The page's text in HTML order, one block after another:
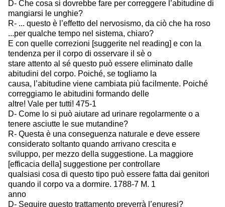
D- Che cosa si dovrebbe fare per correggere l’abitudine di
mangiarsi le unghie?
R- ... questo è l’effetto del nervosismo, da ciò che ha roso
...per qualche tempo nel sistema, chiaro?
E con quelle correzioni [suggerite nel reading] e con la
tendenza per il corpo di osservare il sè o
stare attento al sé questo può essere eliminato dalle
abitudini del corpo. Poiché, se togliamo la
causa, l’abitudine viene cambiata più facilmente. Poiché
correggiamo le abitudini formando delle
altre! Vale per tutti! 475-1
D- Come lo si può aiutare ad urinare regolarmente o a
tenere asciutte le sue mutandine?
R- Questa è una conseguenza naturale e deve essere
considerato soltanto quando arrivano crescita e
sviluppo, per mezzo della suggestione. La maggiore
[efficacia della] suggestione per controllare
qualsiasi cosa di questo tipo può essere fatta dai genitori
quando il corpo va a dormire. 1788-7 M. 1
anno
D- Seguire questo trattamento preverrà l’enuresi?